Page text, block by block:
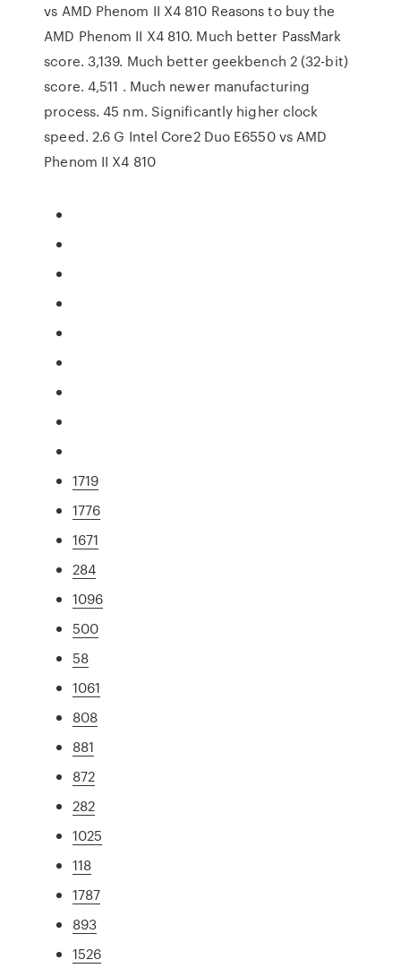
vs AMD Phenom II X4 810 Reasons to buy the
AMD Phenom II X4 810. Much better PassMark
score. 3,139. Much better geekbench 2 (32-bit)
score. 4,511 . Much newer manufacturing
process. 45 nm. Significantly higher clock
speed. 2.6 G Intel Core2 Duo E6550 vs AMD
Phenom II X4 810
1719
1776
1671
284
1096
500
58
1061
808
881
872
282
1025
118
1787
893
1526